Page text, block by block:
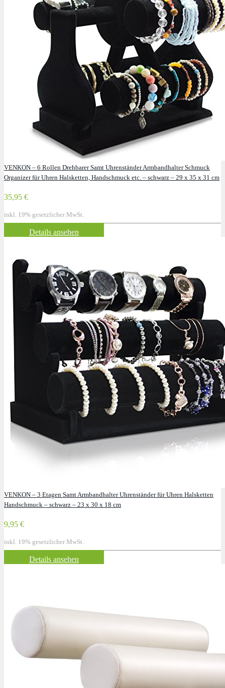
VENKON – 6 Rollen Drehbarer Samt Uhrenständer Armbandhalter Schmuck
Organizer für Uhren Halsketten, Handschmuck etc. – schwarz – 29 x 35 x 31 cm
35,95 €
inkl. 19% gesetzlicher MwSt.
Details ansehen
VENKON – 3 Etagen Samt Armbandhalter Uhrenständer für Uhren Halsketten
Handschmuck – schwarz – 23 x 30 x 18 cm
9,95 €
inkl. 19% gesetzlicher MwSt.
Details ansehen